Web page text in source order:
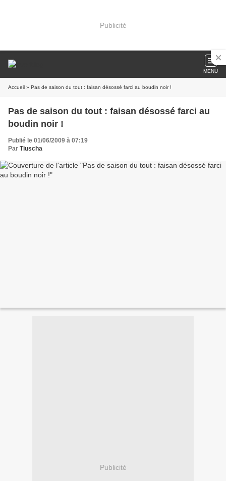
Publicité
MENU
Accueil » Pas de saison du tout : faisan désossé farci au boudin noir !
Pas de saison du tout : faisan désossé farci au
boudin noir !
Publié le 01/06/2009 à 07:19
Par Tiuscha
Publicité